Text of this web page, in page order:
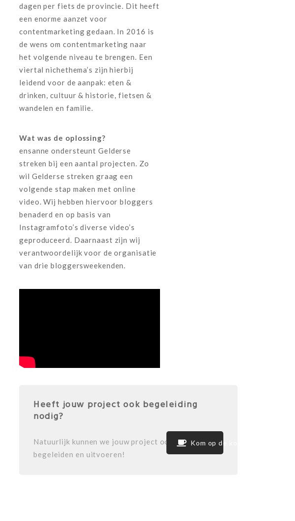
dagen per fiets de provincie. Dit heeft
een enorme aanzet voor
contentmarketing gedaan. In 2016 is
de wens om contentmarketing naar
het volgende niveau te brengen. Een
viertal nichethema’s zijn hierbij
leidend voor de aanpak: eten &
drinken, cultuur & historie, fietsen &
wandelen en familie.
Wat was de oplossing?
ensanne ondersteunt Gelderse
streken bij een aantal projecten. Zo
wil Gelderse streken graag een
volgende stap maken met online
video. Wij hebben hiervoor bloggers
benaderd en op basis van
Instagramfoto’s diverse video’s
geproduceerd. Daarnaast zijn wij
verantwoordelijk voor de organisatie
van drie bloggersweekenden.
Heeft jouw project ook begeleiding
nodig?
Natuurlijk kunnen we jouw project ook
begeleiden en uitvoeren!
Kom op de koffie!